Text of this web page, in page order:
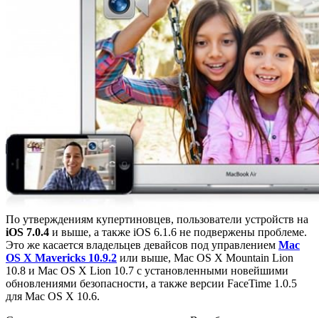
По утверждениям купертиновцев, пользователи устройств на
iOS 7.0.4 и выше, а также iOS 6.1.6 не подвержены проблеме.
Это же касается владельцев девайсов под управлением Mac
OS X Mavericks 10.9.2 или выше, Mac OS X Mountain Lion
10.8 и Mac OS X Lion 10.7 с установленными новейшими
обновлениями безопасности, а также версии FaceTime 1.0.5
для Mac OS X 10.6.